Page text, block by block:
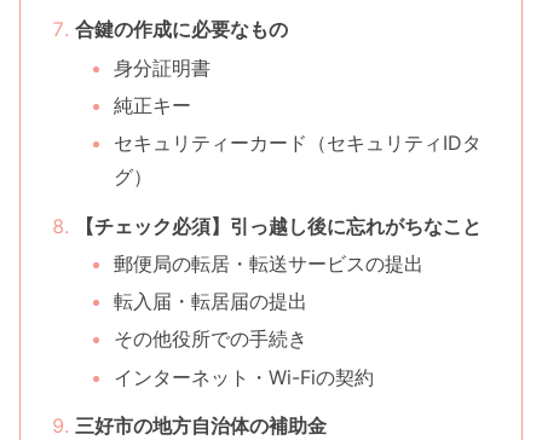
合鍵の作成に必要なもの
身分証明書
純正キー
セキュリティーカード（セキュリティIDタ
グ）
【チェック必須】引っ越し後に忘れがちなこと
郵便局の転居・転送サービスの提出
転入届・転居届の提出
その他役所での手続き
インターネット・Wi-Fiの契約
三好市の地方自治体の補助金